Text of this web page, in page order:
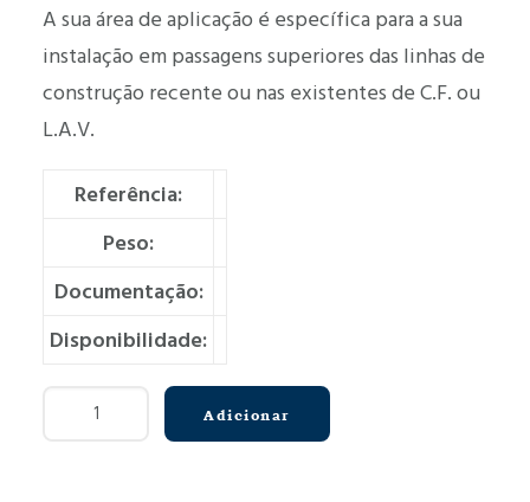
A sua área de aplicação é específica para a sua
instalação em passagens superiores das linhas de
construção recente ou nas existentes de C.F. ou
L.A.V.
Referência:
Peso:
Documentação:
Disponibilidade:
Quantidade
Adicionar